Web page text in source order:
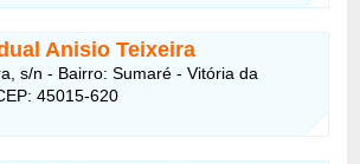
Anisio Teixeira
s/n - Bairro: Sumaré - Vitória da
45015-620